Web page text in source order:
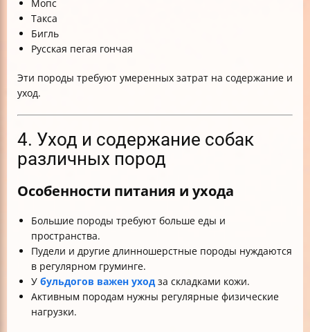
Мопс
Такса
Бигль
Русская пегая гончая
Эти породы требуют умеренных затрат на содержание и
уход.
4. Уход и содержание собак
различных пород
Особенности питания и ухода
Большие породы требуют больше еды и
пространства.
Пудели и другие длинношерстные породы нуждаются
в регулярном груминге.
У бульдогов важен уход за складками кожи.
Активным породам нужны регулярные физические
нагрузки.